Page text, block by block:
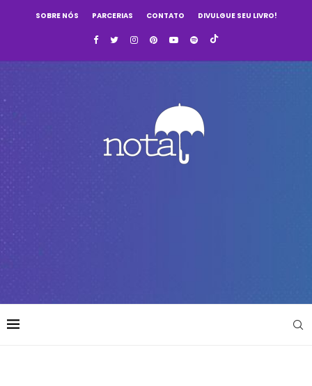
SOBRE NÓS PARCERIAS CONTATO DIVULGUE SEU LIVRO!